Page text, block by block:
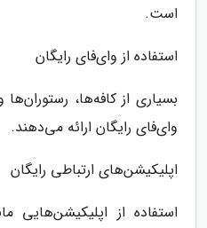
است.
استفاده از وای‌فای رایگان
بسیاری از کافه‌ها،
وای‌فای رایگان ارائه می‌دهند.
اپلیکیشن‌های ارتباطی رایگان